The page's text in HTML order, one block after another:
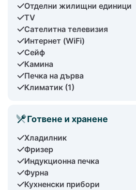
Отделни жилищни единици
TV
Сателитна телевизия
Интернет (WiFi)
Сейф
Камина
Печка на дърва
Климатик (1)
Готвене и хранене
Хладилник
Фризер
Индукционна печка
Фурна
Кухненски прибори